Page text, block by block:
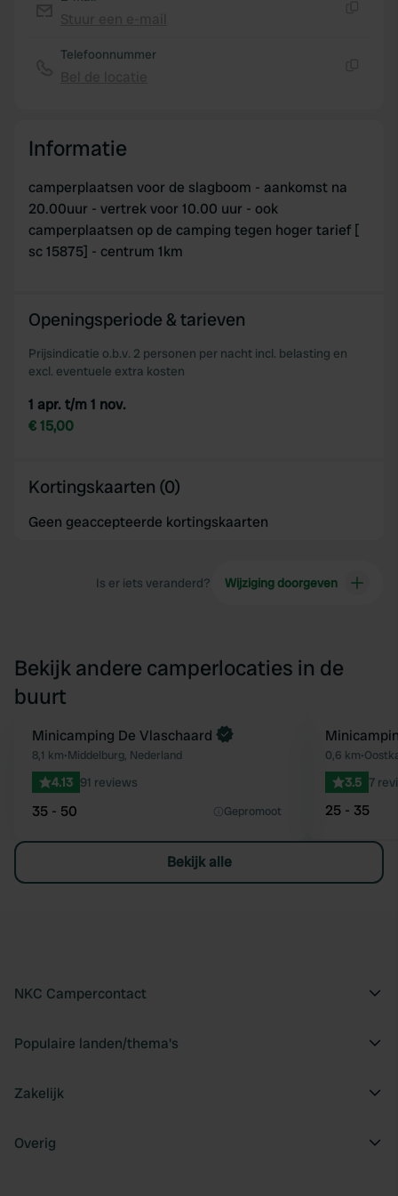
Telefoonnummer
Informatie
camperplaatsen voor de slagboom - aankomst na
20.00uur - vertrek voor 10.00 uur - ook
camperplaatsen op de camping tegen hoger tarief [
sc 15875] - centrum 1km
Openingsperiode & tarieven
Prijsindicatie o.b.v. 2 personen per nacht incl. belasting en
excl. eventuele extra kosten
1 apr. t/m 1 nov.
€ 15,00
Kortingskaarten (0)
Geen geaccepteerde kortingskaarten
Is er iets veranderd? Wijziging doorgeven
Bekijk andere camperlocaties in de
buurt
Favoriet
Minicamping De Vlaschaard
8,1 km•Middelburg, Nederland
4.13 91 reviews
35 - 50 Gepromoot
0,6 km•
3.5 7
25 - 35
Bekijk alle
NKC Campercontact
Populaire landen/thema's
Zakelijk
Overig